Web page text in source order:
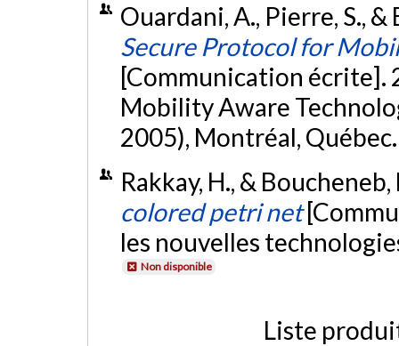
Ouardani, A., Pierre, S.,
Secure Protocol for
[Communication
Mobility Aware
2005), Montréal,
Rakkay, H., &
colored petri net
les nouvelles
Non disponible
Liste